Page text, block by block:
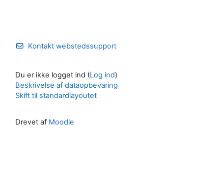
Kontakt webstedssupport
Du er ikke logget ind (Log ind)
Beskrivelse af dataopbevaring
Skift til standardlayoutet
Drevet af Moodle